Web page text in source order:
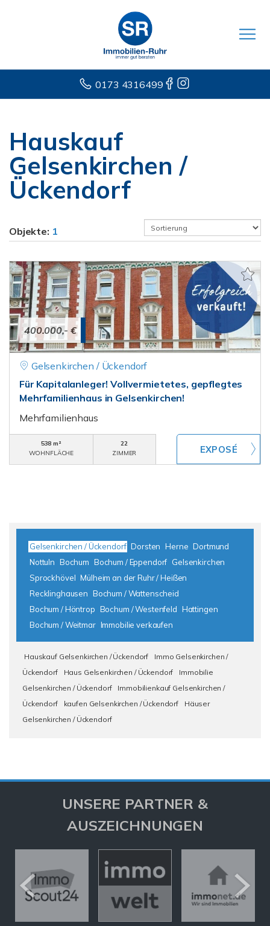
0173 4316499
Hauskauf
Gelsenkirchen /
Ückendorf
Objekte: 1
400.000,- €
Gelsenkirchen / Ückendorf
Für Kapitalanleger! Vollvermietetes, gepflegtes
Mehrfamilienhaus in Gelsenkirchen!
Mehrfamilienhaus
538 m²
WOHNFLÄCHE
22
ZIMMER
Gelsenkirchen / Ückendorf Dorsten Herne Dortmund
Nottuln Bochum Bochum / Eppendorf Gelsenkirchen
Sprockhövel Mülheim an der Ruhr / Heißen
Recklinghausen Bochum / Wattenscheid
Bochum / Höntrop Bochum / Westenfeld Hattingen
Bochum / Weitmar Immobilie verkaufen
Hauskauf Gelsenkirchen / Ückendorf
Immo Gelsenkirchen /
Ückendorf
Haus Gelsenkirchen / Ückendorf
Immobilie
Gelsenkirchen / Ückendorf
Immobilienkauf Gelsenkirchen /
Ückendorf
kaufen Gelsenkirchen / Ückendorf
Häuser
Gelsenkirchen / Ückendorf
UNSERE PARTNER &
AUSZEICHNUNGEN